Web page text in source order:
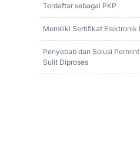
Terdaftar sebagai PKP
Memiliki Sertifikat Elektronik
Penyebab dan Solusi
Sulit Diproses